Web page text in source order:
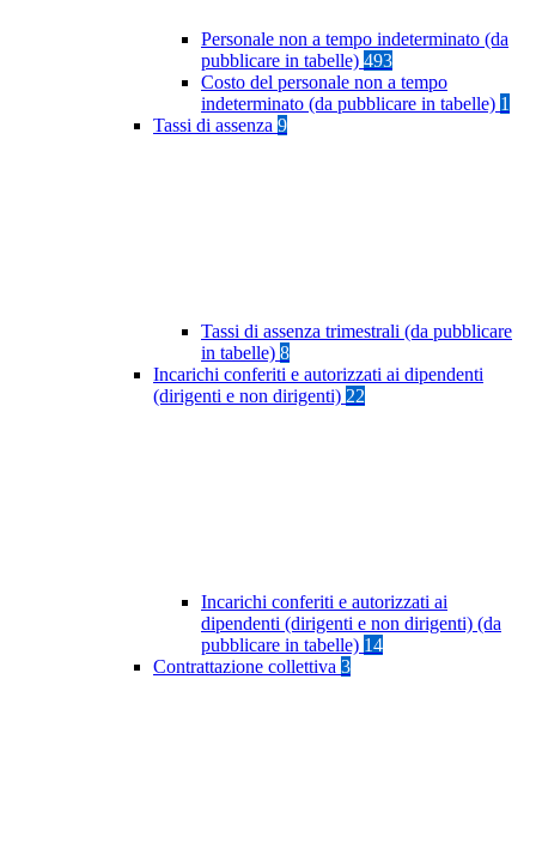
Personale non a tempo indeterminato (da
pubblicare in tabelle) 493
Costo del personale non a tempo
indeterminato (da pubblicare in tabelle) 1
Tassi di assenza 9
Tassi di assenza trimestrali (da pubblicare
in tabelle) 8
Incarichi conferiti e autorizzati ai dipendenti
(dirigenti e non dirigenti) 22
Incarichi conferiti e autorizzati ai
dipendenti (dirigenti e non dirigenti) (da
pubblicare in tabelle) 14
Contrattazione collettiva 3